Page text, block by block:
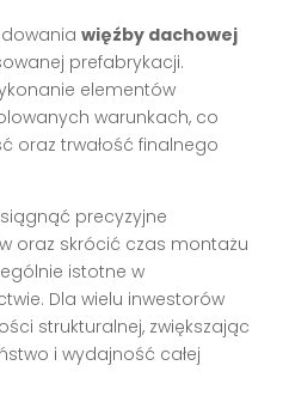
więźby dachowej
prefabrykacji.
elementów
warunkach, co
oraz trwałość finalnego
precyzyjne
oraz skrócić czas montażu
istotne w
Dla wielu inwestorów
strukturalnej, zwiększając
i wydajność całej